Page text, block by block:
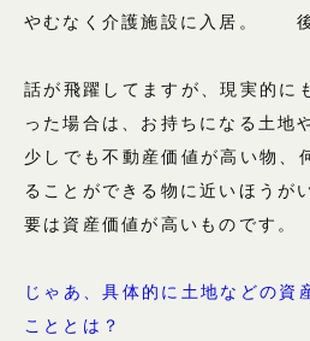
やむなく介護施設に入居。 後
話が飛躍してますが、現実的に
った場合は、お持ちになる土地
少しでも不動産価値が高い物、
ることができる物に近いほうが
要は資産価値が高いものです。
じゃあ、具体的に土地などの資
こととは？